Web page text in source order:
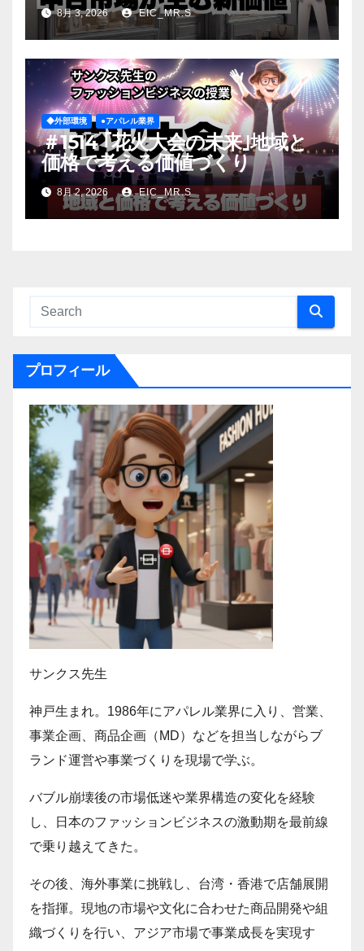
8月 3, 2026 EIC_MR.S
◆外部環境 ●アパレル業界
＃1514 ｢花火大会の未来｣地域と
価格で考える価値づくり
8月 2, 2026 EIC_MR.S
プロフィール
サンクス先生
神戸生まれ。1986年にアパレル業界に入り、営業、
事業企画、商品企画（MD）などを担当しながらブ
ランド運営や事業づくりを現場で学ぶ。
バブル崩壊後の市場低迷や業界構造の変化を経験
し、日本のファッションビジネスの激動期を最前線
で乗り越えてきた。
その後、海外事業に挑戦し、台湾・香港で店舗展開
を指揮。現地の市場や文化に合わせた商品開発や組
織づくりを行い、アジア市場で事業成長を実現す